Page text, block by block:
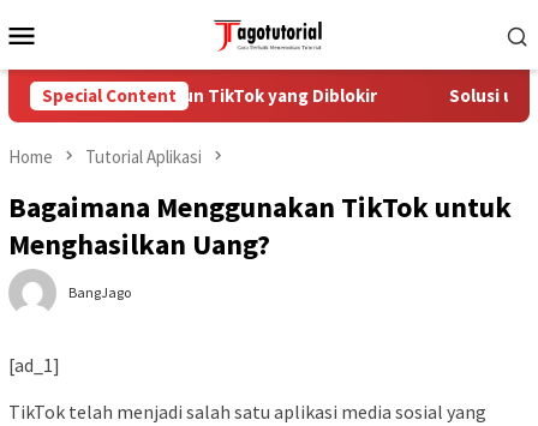
to
Menu
Special Content
Cara Mengatasi Akun TikTok yang Diblokir Solusi
Home Tutorial Aplikasi
Bagaimana Menggunakan TikTok untuk
Menghasilkan Uang?
BangJago
[ad_1]
TikTok telah menjadi salah satu aplikasi media sosial yang